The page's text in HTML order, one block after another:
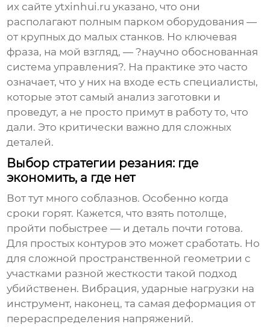
их сайтеytxinhui.ru указано, что они
располагают полным парком оборудования —
от крупных до малых станков. Но ключевая
фраза, на мой взгляд, — ?научно обоснованная
система управления?. На практике это часто
означает, что у них на входе есть специалисты,
которые этот самый анализ заготовки и
проведут, а не просто примут в работу то, что
дали. Это критически важно для сложных
деталей.
Выбор стратегии резания: где
экономить, а где нет
Вот тут много соблазнов. Особенно когда
сроки горят. Кажется, что взять потолще,
пройти побыстрее — и деталь почти готова.
Для простых контуров это может сработать. Но
для сложной пространственной геометрии с
участками разной жесткости такой подход
убийственен. Вибрация, ударные нагрузки на
инструмент, наконец, та самая деформация от
перераспределения напряжений.